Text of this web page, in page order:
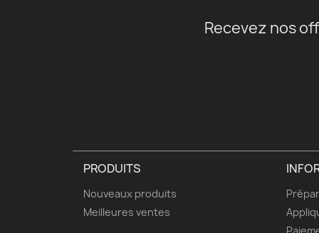
Recevez nos
PRODUITS
Nouveaux produits
Meilleures ventes